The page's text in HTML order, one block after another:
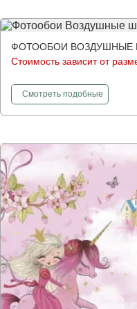
ФОТООБОИ ВОЗДУШНЫЕ
Стоимость зависит от
Смотретьфотообои
подобные